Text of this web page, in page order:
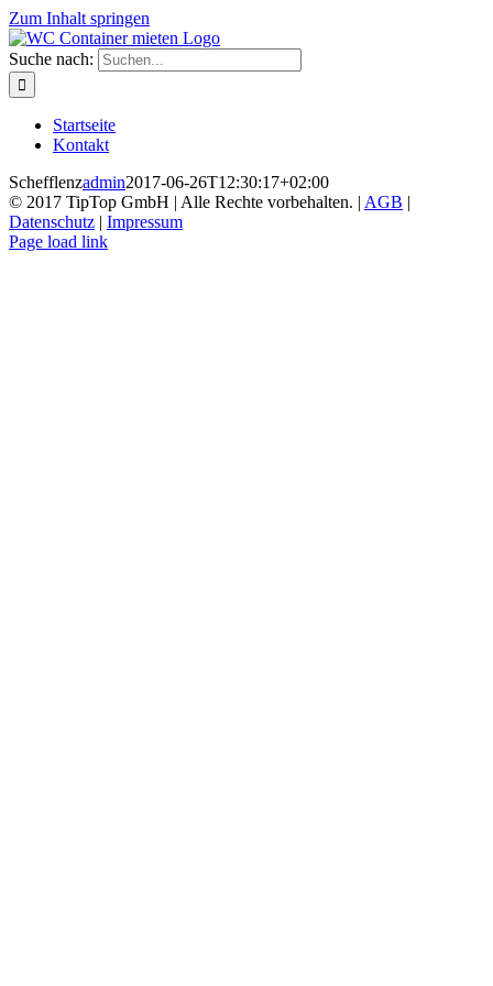
Zum Inhalt springen
Suche nach:
Startseite
Kontakt
Schefflenzadmin2017-06-26T12:30:17+02:00
© 2017 TipTop GmbH | Alle Rechte vorbehalten. | AGB |
Datenschutz | Impressum
Page load link